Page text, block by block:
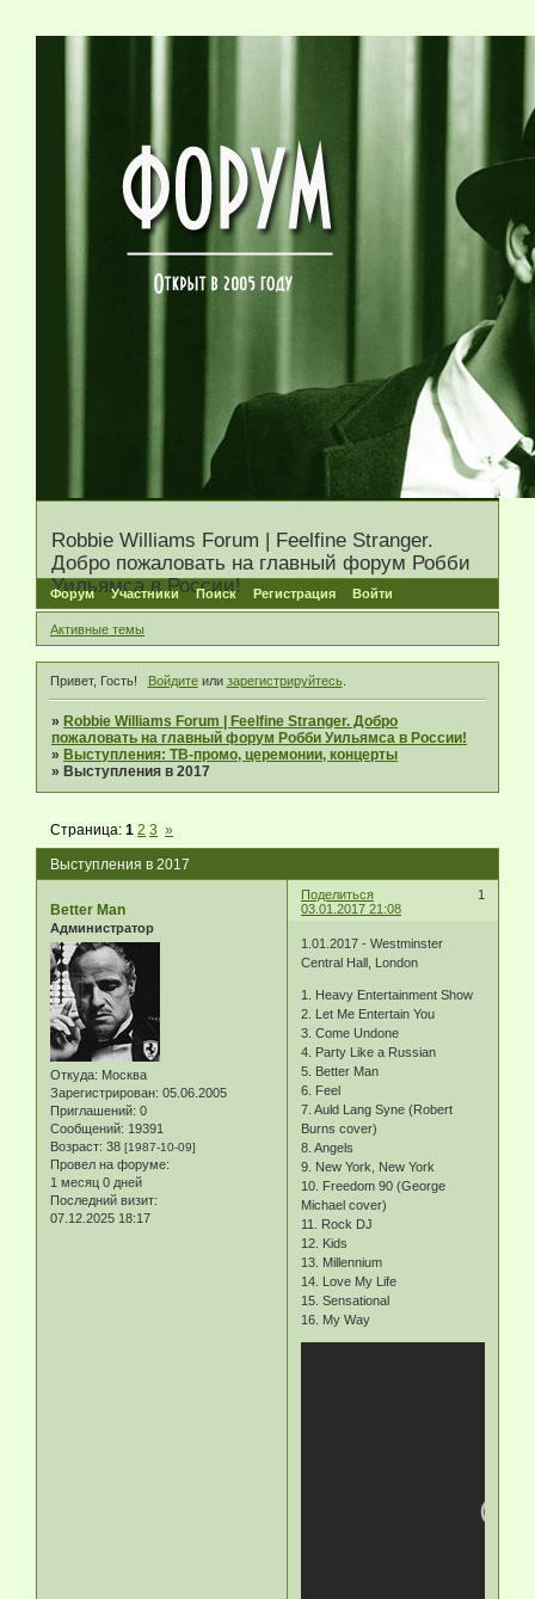
Robbie Williams Forum | Feelfine Stranger.
Добро пожаловать на главный форум Робби
Уильямса в России!
Форум Участники Поиск Регистрация Войти
Активные темы
Привет, Гость! Войдитеили зарегистрируйтесь.
» Robbie Williams Forum | Feelfine Stranger. Добро
пожаловать на главный форум Робби Уильямса в России!
» Выступления: ТВ-промо, церемонии, концерты
» Выступления в 2017
Выступления в 2017
Страница:1 2 3 »
Поделиться
1
03.01.2017 21:08
Better Man
Администратор
Откуда: Москва
Зарегистрирован: 05.06.2005
Приглашений: 0
Сообщений: 19391
Возраст: 38 [1987-10-09]
Провел на форуме:
1 месяц 0 дней
Последний визит:
07.12.2025 18:17
1.01.2017 - Westminster
Central Hall, London
1. Heavy Entertainment Show
2. Let Me Entertain You
3. Come Undone
4. Party Like a Russian
5. Better Man
6. Feel
7. Auld Lang Syne (Robert
Burns cover)
8. Angels
9. New York, New York
10. Freedom 90 (George
Michael cover)
11. Rock DJ
12. Kids
13. Millennium
14. Love My Life
15. Sensational
16. My Way